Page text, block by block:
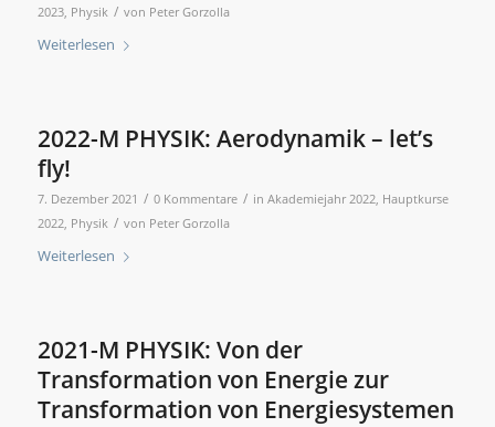
2023, Physik / von Peter Gorzolla
Weiterlesen
2022-M PHYSIK: Aerodynamik – let’s
fly!
7. Dezember 2021 / 0 Kommentare / in Akademiejahr 2022, Hauptkurse
2022, Physik / von Peter Gorzolla
Weiterlesen
2021-M PHYSIK: Von der
Transformation von Energie zur
Transformation von Energiesystemen